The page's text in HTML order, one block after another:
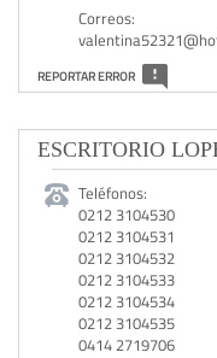
Correos:
REPORTAR ERROR
ESCRITORIO
Teléfonos:
0212 3104530
0212 3104531
0212 3104532
0212 3104533
0212 3104534
0212 3104535
0414 2719706